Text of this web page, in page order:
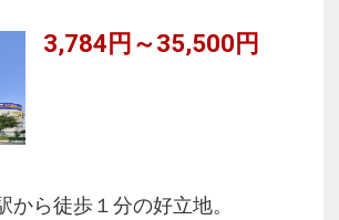
3,784円～35,500円
ら徒歩１分の好立地。